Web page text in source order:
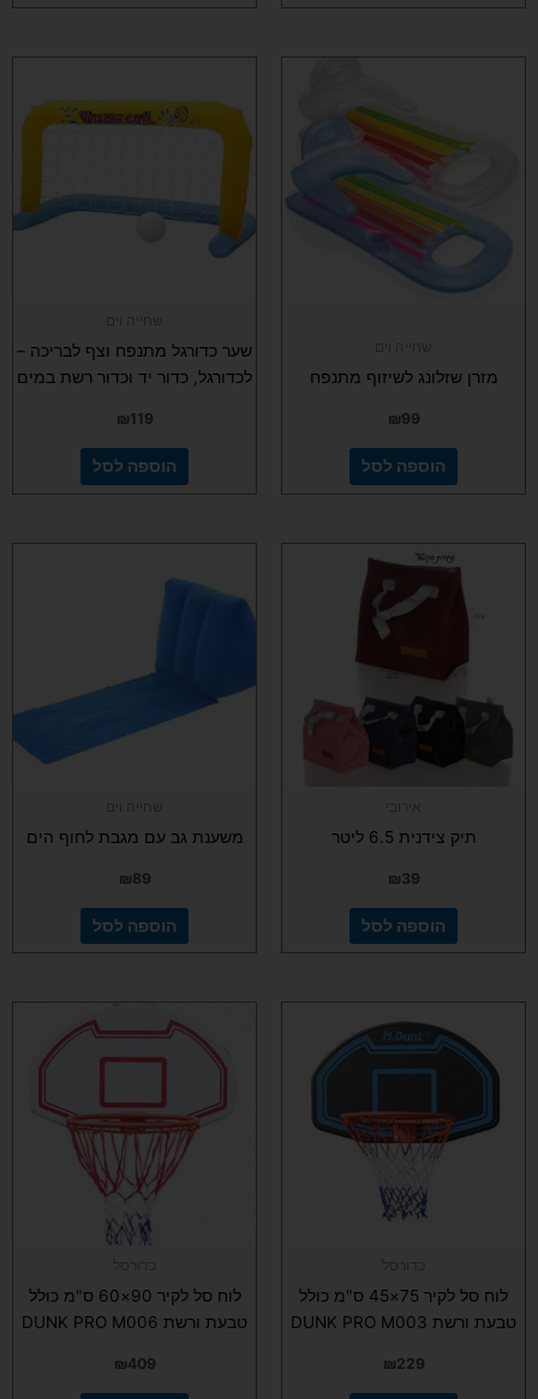
מזרן שזלונג לשיזוף מתנפח
₪99
הוספה לסל
שער כדורגל מתנפח וצף לבריכה –
לכדורגל, כדור יד וכדור רשת במים
₪119
הוספה לסל
תיק צידנית 6.5 ליטר
₪39
הוספה לסל
משענת גב עם מגבת לחוף הים
₪89
הוספה לסל
לוח סל לקיר 75×45 ס"מ כולל
טבעת ורשת DUNK PRO M003
₪229
לוח סל לקיר 90×60 ס"מ כולל
טבעת ורשת DUNK PRO M006
₪409